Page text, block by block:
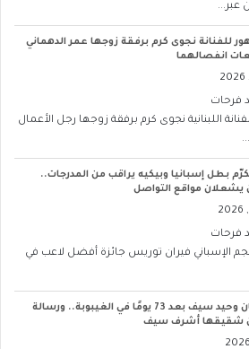
عبر...
للفنانة نجوى كرم برفقة زوجها عمر الدهماني
انفصالهما
فرحات
اللبنانية نجوى كرم برفقة زوجها رجل الأعمال
بطل إسبانيا وبيكيه يراقب من المدرجات..
مواقع التواصل
فرحات
الإسباني فيران توريس جائزة أفضل لاعب في
وفاة إيمان وحيد سيف بعد 73 يومًا في الغيبوبة.. ورسالة
شقيقها أشرف سيف